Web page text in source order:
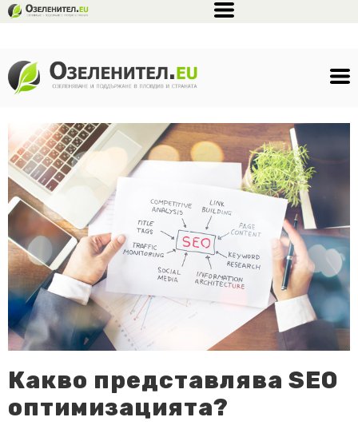
Какво представлява SEO
оптимизацията?